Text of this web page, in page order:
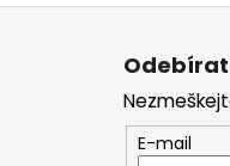
Z
E-mail